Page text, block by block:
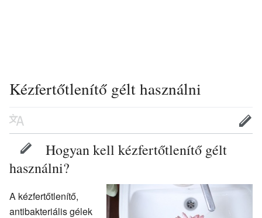
Kézfertőtlenítő gélt használni
Hogyan kell kézfertőtlenítő gélt
használni?
A kézfertőtlenítő,
antibakteriális gélek